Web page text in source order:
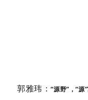
郭雅玮：“源野”，“